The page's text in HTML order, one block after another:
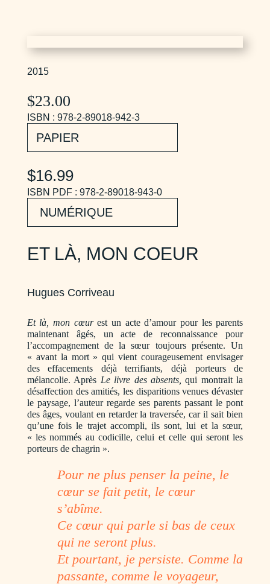
2015
$23.00
ISBN : 978-2-89018-942-3
PAPIER
$16.99
ISBN PDF : 978-2-89018-943-0
NUMÉRIQUE
ET LÀ, MON COEUR
Hugues Corriveau
Et là, mon cœurest un acte d’amour pour les parents
maintenant âgés, un acte de reconnaissance pour
l’accompagnement de la sœur toujours présente. Un
« avant la mort » qui vient courageusement envisager
des effacements déjà terrifiants, déjà porteurs de
mélancolie. Après Le livre des absents,qui montrait la
désaffection des amitiés, les disparitions venues dévaster
le paysage, l’auteur regarde ses parents passant le pont
des âges, voulant en retarder la traversée, car il sait bien
qu’une fois le trajet accompli, ils sont, lui et la sœur,
« les nommés au codicille, celui et celle qui seront les
porteurs de chagrin ».
Pour ne plus penser la peine, le
cœur se fait petit, le cœur
s’abîme.
Ce cœur qui parle si bas de ceux
qui ne seront plus.
Et pourtant, je persiste. Comme la
passante, comme le voyageur,